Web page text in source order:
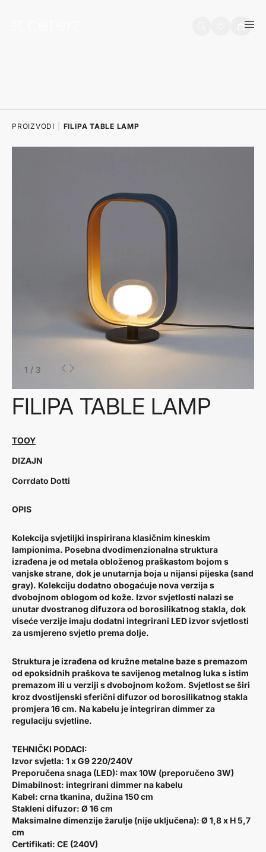
Košarica
PROIZVODI FILIPA TABLE LAMP
1 / 3
FILIPA TABLE LAMP
TOOY
DIZAJN
Corrdato Dotti
OPIS
Kolekcija svjetiljki inspirirana klasičnim kineskim
lampionima. Posebna dvodimenzionalna struktura
izrađena je od metala obloženog praškastom bojom s
vanjske strane, dok je unutarnja boja u nijansi pijeska (sand
gray). Kolekciju dodatno obogaćuje nova verzija s
dvobojnom oblogom od kože. Izvor svjetlosti nalazi se
unutar dvostranog difuzora od borosilikatnog stakla, dok
viseće verzije imaju dodatni integrirani LED izvor svjetlosti
za usmjereno svjetlo prema dolje.
Struktura je izrađena od kružne metalne baze s premazom
od epoksidnih praškova te savijenog metalnog luka s istim
premazom ili u verziji s dvobojnom kožom. Svjetlost se širi
kroz dvostijenski sferični difuzor od borosilikatnog stakla
promjera 16 cm. Na kabelu je integriran dimmer za
regulaciju svjetline.
TEHNIČKI PODACI:
Izvor svjetla: 1 x G9 220/240V
Preporučena snaga (LED): max 10W (preporučeno 3W)
Dimabilnost: integrirani dimmer na kabelu
Kabel: crna tkanina, dužina 150 cm
Stakleni difuzor: Ø 16 cm
Maksimalne dimenzije žarulje (nije uključena): Ø 1,8 x H 5,7
cm
Certifikati: CE (240V)